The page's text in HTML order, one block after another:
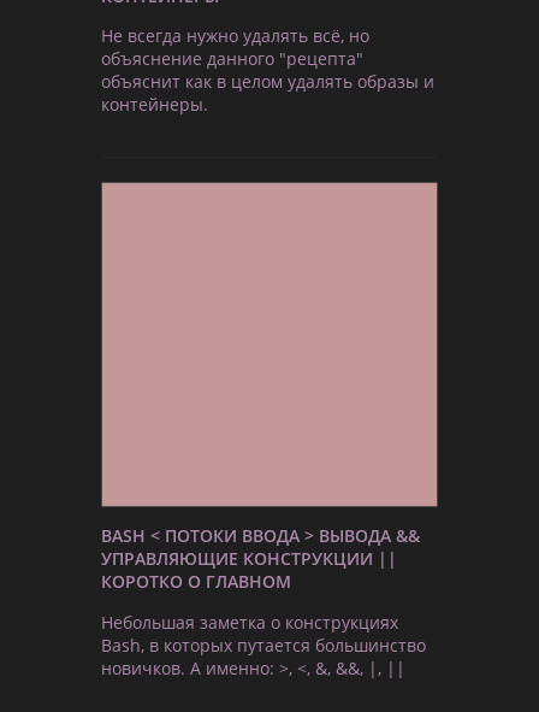
Не всегда нужно удалять всё, но
объяснение данного "рецепта"
объяснит как в целом удалять образы и
контейнеры.
BASH < ПОТОКИ ВВОДА > ВЫВОДА &&
УПРАВЛЯЮЩИЕ КОНСТРУКЦИИ ||
КОРОТКО О ГЛАВНОМ
Небольшая заметка о конструкциях
Bash, в которых путается большинство
новичков. А именно: >, <, &, &&, |, ||